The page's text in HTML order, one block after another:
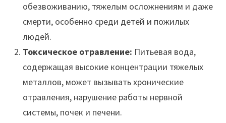
обезвоживанию, тяжелым осложнениям и даже
смерти, особенно среди детей и пожилых
людей.
Токсическое отравление: Питьевая вода,
содержащая высокие концентрации тяжелых
металлов, может вызывать хронические
отравления, нарушение работы нервной
системы, почек и печени.